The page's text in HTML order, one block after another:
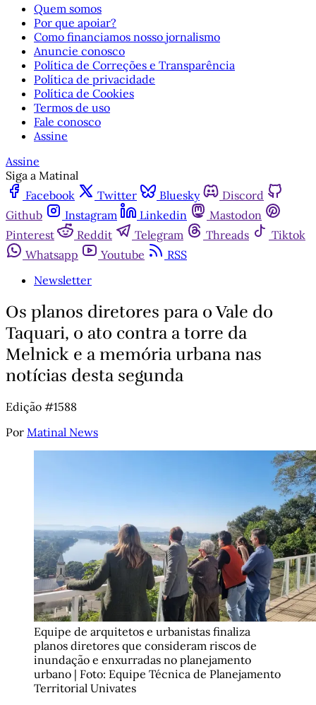
Quem somos
Por que apoiar?
Como financiamos nosso jornalismo
Anuncie conosco
Política de Correções e Transparência
Política de privacidade
Política de Cookies
Termos de uso
Fale conosco
Assine
Assine
Siga a Matinal
Facebook
Twitter Bluesky
Discord
Github
Instagram Linkedin
Mastodon
Pinterest
Reddit Telegram Threads
Tiktok
Whatsapp
Youtube
RSS
Newsletter
Os planos diretores para o Vale do
Taquari, o ato contra a torre da
Melnick e a memória urbana nas
notícias desta segunda
Edição #1588
Por Matinal News
Equipe de arquitetos e urbanistas finaliza
planos diretores que consideram riscos de
inundação e enxurradas no planejamento
urbano | Foto: Equipe Técnica de Planejamento
Territorial Univates